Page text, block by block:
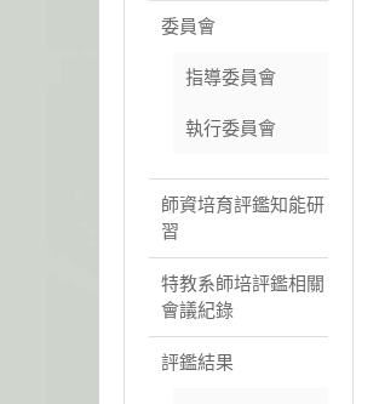
委員會
指導委員會
執行委員會
師資培育評鑑知能研
習
特教系師培評鑑相關
會議紀錄
評鑑結果